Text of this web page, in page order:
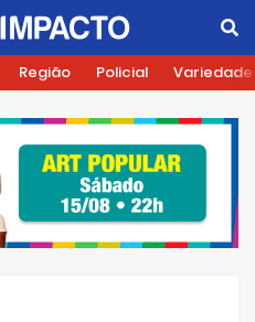
Região Policial